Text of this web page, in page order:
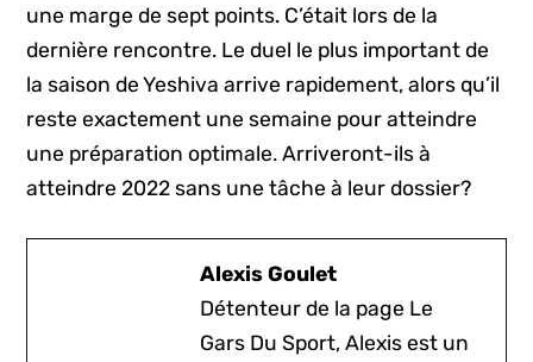
une marge de sept points. C’était lors de la
dernière rencontre. Le duel le plus important de
la saison de Yeshiva arrive rapidement, alors qu’il
reste exactement une semaine pour atteindre
une préparation optimale. Arriveront-ils à
atteindre 2022 sans une tâche à leur dossier?
Alexis Goulet
Détenteur de la page Le
Gars Du Sport, Alexis est un